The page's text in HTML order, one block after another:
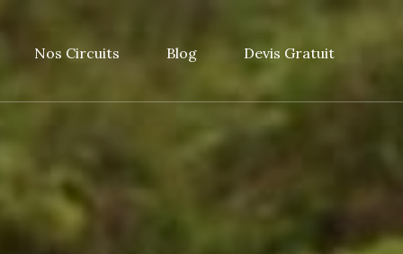
Nos Circuits Blog Devis Gratuit